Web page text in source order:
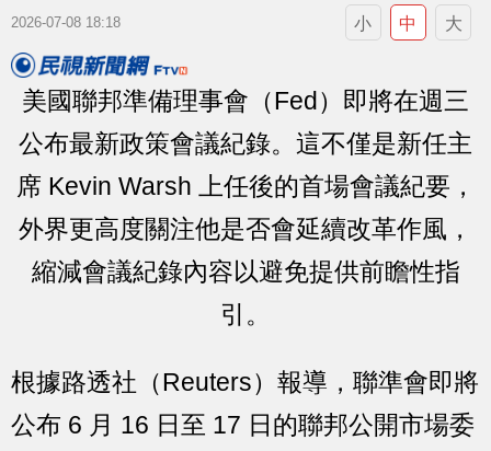
2026-07-08 18:18 小 中 大
美國聯邦準備理事會（Fed）即將在週三
公布最新政策會議紀錄。這不僅是新任主
席 Kevin Warsh 上任後的首場會議紀要，
外界更高度關注他是否會延續改革作風，
縮減會議紀錄內容以避免提供前瞻性指
引。
根據路透社（Reuters）報導，聯準會即將
公布 6 月 16 日至 17 日的聯邦公開市場委